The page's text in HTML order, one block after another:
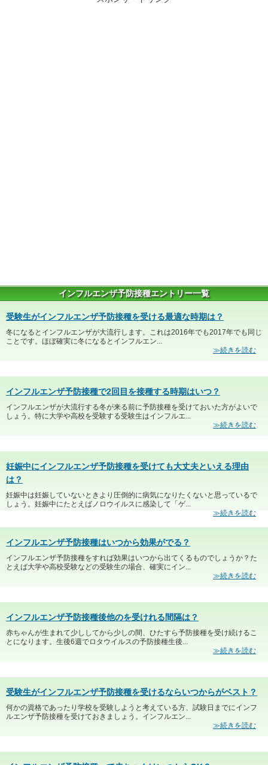
インフルエンザ予防接種エントリー一覧
受験生がインフルエンザ予防接種を受ける最適な時期は？
冬になるとインフルエンザが大流行します。これは2016年でも2017年でも同じ
ことです。ほぼ確実に冬になるとインフルエン...
≫続きを読む
インフルエンザ予防接種で2回目を接種する時期はいつ？
インフルエンザが大流行する冬が来る前に予防接種を受けておいた方がよいで
しょう。特に大学や高校を受験する受験生はインフルエ...
≫続きを読む
妊娠中にインフルエンザ予防接種を受けても大丈夫といえる理由
は？
妊娠中は妊娠していないときより圧倒的に病気になりたくないと思っているで
しょう。妊娠中にたとえばノロウイルスに感染して「ゲ...
≫続きを読む
インフルエンザ予防接種はいつから効果がでる？
インフルエンザ予防接種をすれば効果はいつから出てくるものでしょうか？た
とえば大学や高校受験などの受験生の場合、確実にイン...
≫続きを読む
インフルエンザ予防接種後他のを受けれる間隔は？
赤ちゃんが生まれて少ししてから少しの間、ひたすら予防接種を受け続けるこ
とになります。生後6週でロタウイルスの予防接種生後...
≫続きを読む
受験生がインフルエンザ予防接種を受けるならいつからがベスト？
何かの資格であったり学校を受験しようと考えている方、試験日までにインフ
ルエンザ予防接種を受けておきましょう。インフルエン...
≫続きを読む